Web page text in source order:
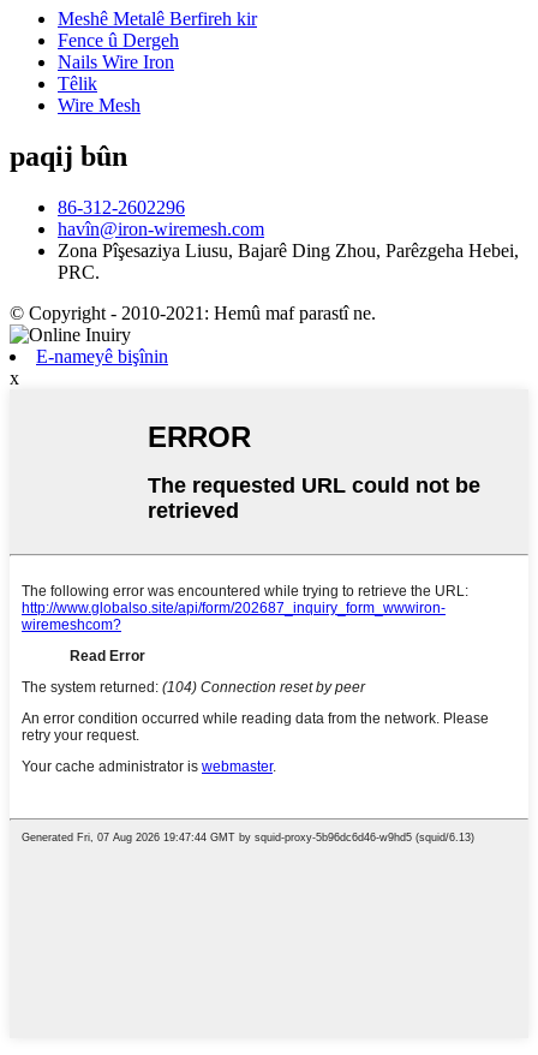
Meshê Metalê Berfireh kir
Fence û Dergeh
Nails Wire Iron
Têlik
Wire Mesh
paqij bûn
86-312-2602296
havîn@iron-wiremesh.com
Zona Pîşesaziya Liusu, Bajarê Ding Zhou, Parêzgeha Hebei,
PRC.
© Copyright - 2010-2021: Hemû maf parastî ne.
E-nameyê bişînin
x